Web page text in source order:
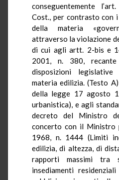
conseguentemente
Cost., per contrasto con
della materia
attraverso la violazione
di cui agli artt. 2-bis e
2001, n. 380,
disposizioni
materia edilizia. (Testo
della legge 17 agosto
urbanistica), e agli
decreto del Ministro
concerto con il Ministro
1968, n. 1444 (Limiti
edilizia, di altezza, di
rapporti massimi tra
insediamenti